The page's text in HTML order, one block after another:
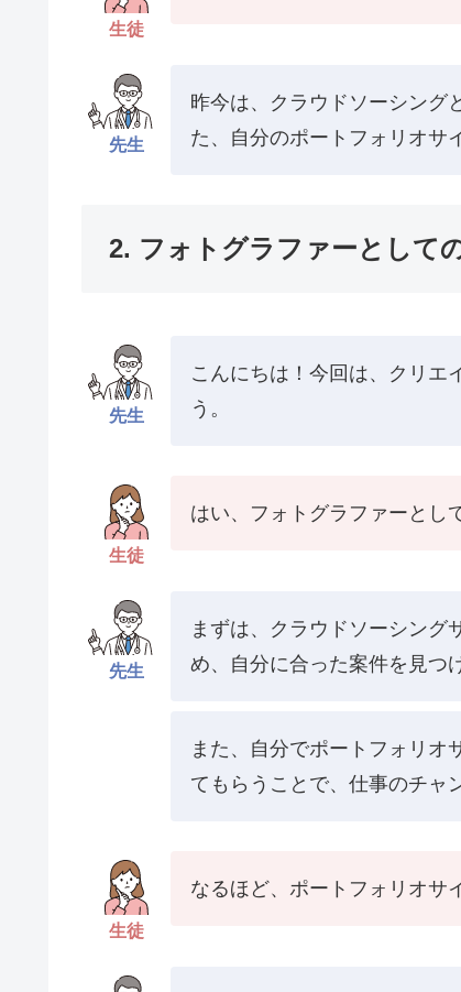
生徒
先生
昨今は、クラウドソーシング
た、自分のポートフォリオサ
2. フォトグラファーとして
先生
こんにちは！今回は、クリエ
う。
生徒
はい、フォトグラファーとし
先生
まずは、クラウドソーシング
め、自分に合った案件を見つ
また、自分でポートフォリオ
てもらうことで、仕事のチャ
生徒
なるほど、ポートフォリオサ